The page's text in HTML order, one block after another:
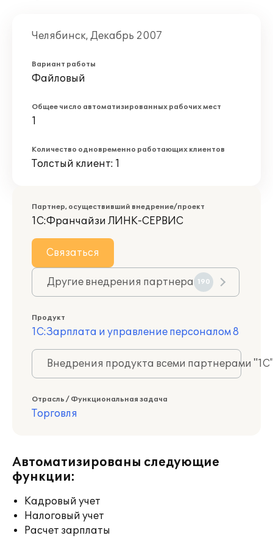
Челябинск, Декабрь 2007
Вариант работы
Файловый
Общее число автоматизированных рабочих мест
1
Количество одновременно работающих клиентов
Толстый клиент: 1
Партнер, осуществивший внедрение/проект
1С:Франчайзи ЛИНК-СЕРВИС
Связаться
Другие внедрения партнера 190
Продукт
1С:Зарплата и управление персоналом 8
Внедрения продукта всеми партнерами
Отрасль / Функциональная задача
Торговля
Автоматизированы следующие
функции:
Кадровый учет
Налоговый учет
Расчет зарплаты